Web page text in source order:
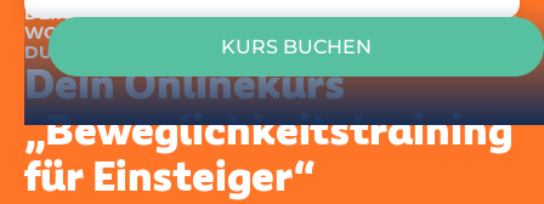
DEIN MOMENT DER BEWEGLICHKEIT – FÜR MOBILITÄT,
WOHLBEFINDEN UND LEBENSFREUDE – UNTERSTÜTZT
DURCH DEINE IKK CLASSIC
Dein Onlinekurs
„Beweglichkeitstraining
für Einsteiger“
KURS BUCHEN